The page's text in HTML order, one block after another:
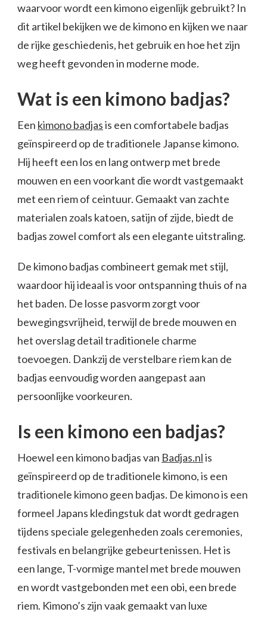
waarvoor wordt een kimono eigenlijk gebruikt? In
dit artikel bekijken we de kimono en kijken we naar
de rijke geschiedenis, het gebruik en hoe het zijn
weg heeft gevonden in moderne mode.
Wat is een kimono badjas?
Een kimono badjasis een comfortabele badjas
geïnspireerd op de traditionele Japanse kimono.
Hij heeft een los en lang ontwerp met brede
mouwen en een voorkant die wordt vastgemaakt
met een riem of ceintuur. Gemaakt van zachte
materialen zoals katoen, satijn of zijde, biedt de
badjas zowel comfort als een elegante uitstraling.
De kimono badjas combineert gemak met stijl,
waardoor hij ideaal is voor ontspanning thuis of na
het baden. De losse pasvorm zorgt voor
bewegingsvrijheid, terwijl de brede mouwen en
het overslag detail traditionele charme
toevoegen. Dankzij de verstelbare riem kan de
badjas eenvoudig worden aangepast aan
persoonlijke voorkeuren.
Is een kimono een badjas?
Hoewel een kimono badjas van Badjas.nlis
geïnspireerd op de traditionele kimono, is een
traditionele kimono geen badjas. De kimono is een
formeel Japans kledingstuk dat wordt gedragen
tijdens speciale gelegenheden zoals ceremonies,
festivals en belangrijke gebeurtenissen. Het is
een lange, T-vormige mantel met brede mouwen
en wordt vastgebonden met een obi, een brede
riem. Kimono’s zijn vaak gemaakt van luxe